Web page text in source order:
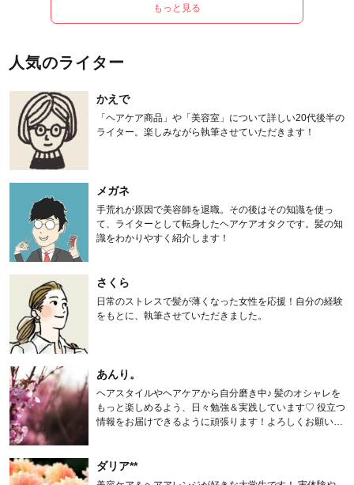
もっと見る
人気のライター
かえで
「ヘアケア商品」や「美容室」について詳しい20代後半の
ライター。楽しみながら執筆させていただきます！
メガネ
手荒れが原因で美容師を退職。その後はその知識を使っ
て、ライターとして転身したヘアケアオタクです。髪の知
識をわかりやすく紹介します！
さくら
日常のストレスで髪が薄くなった女性を応援！自分の経験
をもとに、執筆させていただきました。
あんり。
ヘアスタイルやヘアケアから自分磨き中♪ 髪のオシャレを
もっと楽しめるよう、日々勉強＆実践しています♡ 役立つ
情報をお届けできるように頑張ります！よろしくお願いし
ダリア**